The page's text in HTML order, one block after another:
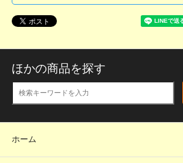
ほかの商品を探す
ホーム